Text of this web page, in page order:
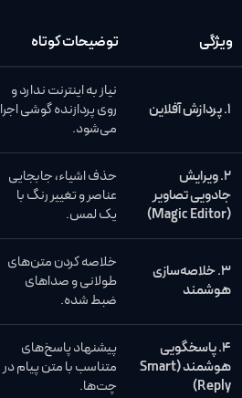
ویژگی توضیحات کوتاه
۱. پردازش آفلاین
نیاز به اینترنت ندارد و
روی پردازنده گوشی اجرا
می‌شود.
۲. ویرایش
جادویی تصاویر
(Magic Editor)
حذف اشیاء، جابجایی
عناصر و تغییر رنگ با
یک لمس.
۳. خلاصه‌سازی
هوشمند
خلاصه کردن متن‌های
طولانی و صداهای
ضبط شده.
۴. پاسخگویی
هوشمند (Smart
Reply)
پیشنهاد پاسخ‌های
متناسب با متن پیام در
چت‌ها.